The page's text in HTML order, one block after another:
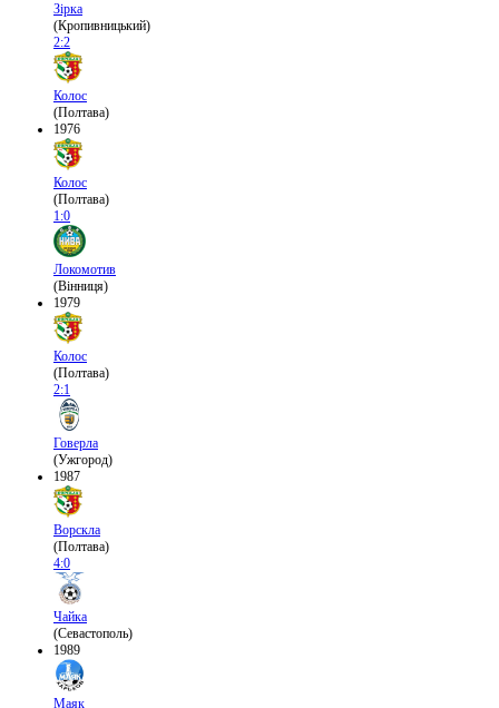
Зірка
(Кропивницький)
2:2
Колос
(Полтава)
1976
Колос
(Полтава)
1:0
Локомотив
(Вінниця)
1979
Колос
(Полтава)
2:1
Говерла
(Ужгород)
1987
Ворскла
(Полтава)
4:0
Чайка
(Севастополь)
1989
Маяк